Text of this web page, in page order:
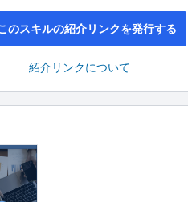
のスキルの紹介リンクを発行する
紹介リンクについて